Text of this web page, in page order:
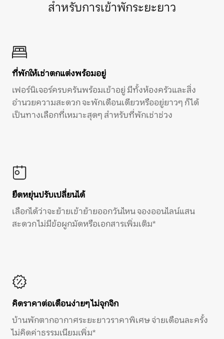
สำหรับการเข้าพักระยะยาว
ที่พักให้เช่าตกแต่งพร้อมอยู่
เฟอร์นิเจอร์ครบครันพร้อมเข้าอยู่ มีทั้งห้องครัวและสิ่ง
อำนวยความสะดวก จะพักเดือนเดียวหรืออยู่ยาวๆ ก็ได้
เป็นทางเลือกที่เหมาะสุดๆ สำหรับที่พักเช่าช่วง
ยืดหยุ่นปรับเปลี่ยนได้
เลือกได้ว่าจะย้ายเข้าย้ายออกวันไหน จองออนไลน์แสน
สะดวก ไม่มีข้อผูกมัดหรือเอกสารเพิ่มเติม*
คิดราคาต่อเดือนง่ายๆ ไม่จุกจิก
บ้านพักตากอากาศระยะยาวราคาพิเศษ จ่ายเดือนละครั้ง
ไม่คิดค่าธรรมเนียมเพิ่ม*